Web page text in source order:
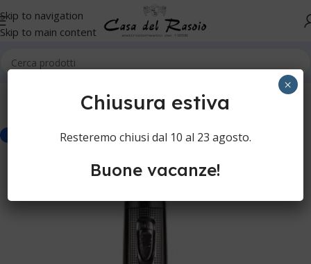
Skip to navigation
Skip to main content
Chiusura estiva
Resteremo chiusi dal 10 al 23 agosto.
Buone vacanze!
×